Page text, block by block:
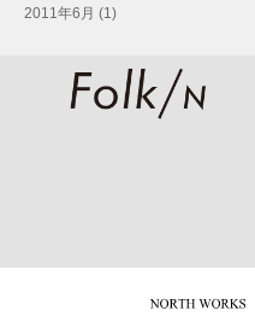
2011年6月 (1)